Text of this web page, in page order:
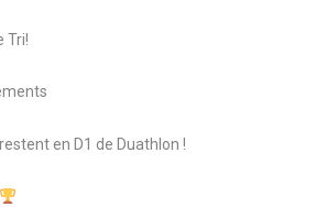
Tri!
en D1 de Duathlon !